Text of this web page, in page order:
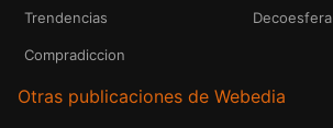
Trendencias Decoesfera
Compradiccion
Otras publicaciones de Webedia